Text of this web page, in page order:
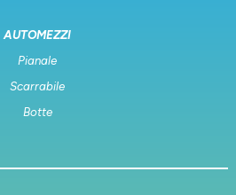
AUTOMEZZI
Pianale
Scarrabile
Botte